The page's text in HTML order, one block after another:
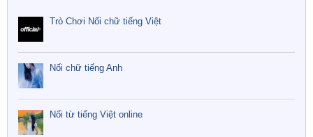
Trò Chơi Nối chữ tiếng Việt
Nối chữ tiếng Anh
Nối từ tiếng Việt online